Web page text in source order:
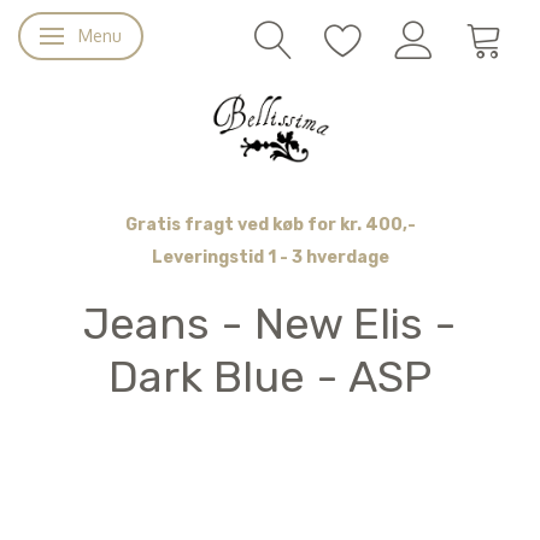
Skifte navigation
Menu
Gratis fragt ved køb for kr. 400,-
Leveringstid 1 - 3 hverdage
Jeans - New Elis -
Dark Blue - ASP